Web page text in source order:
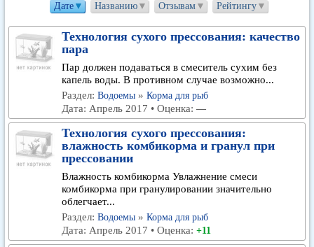
Дате▼ Названию▼ Отзывам▼ Рейтингу▼
Технология сухого прессования: качество
пара
Пар должен подаваться в смеситель сухим без
капель воды. В противном случае возможно...
Раздел: Водоемы » Корма для рыб
Дата: Апрель 2017 • Оценка: —
Технология сухого прессования:
влажность комбикорма и гранул при
прессовании
Влажность комбикорма Увлажнение смеси
комбикорма при гранулировании значительно
облегчает...
Раздел: Водоемы » Корма для рыб
Дата: Апрель 2017 • Оценка: +11